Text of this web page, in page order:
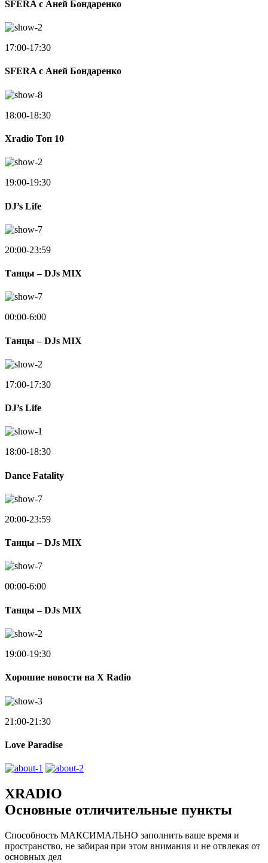
SFERA с Аней Бондаренко
17:00-17:30
SFERA с Аней Бондаренко
18:00-18:30
Xradio Топ 10
19:00-19:30
DJ’s Life
20:00-23:59
Танцы – DJs MIX
00:00-6:00
Танцы – DJs MIX
17:00-17:30
DJ’s Life
18:00-18:30
Dance Fatality
20:00-23:59
Танцы – DJs MIX
00:00-6:00
Танцы – DJs MIX
19:00-19:30
Хорошие новости на X Radio
21:00-21:30
Love Paradise
XRADIO
Основные отличительные пункты
Способность МАКСИМАЛЬНО заполнить ваше время и
пространство, не забирая при этом внимания и не отвлекая от
основных дел